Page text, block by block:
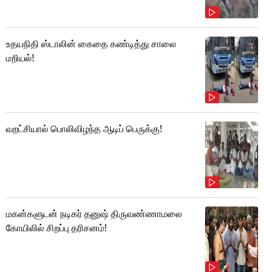
உதயநிதி ஸ்டாலின் கைதை கண்டித்து சாலை
மறியல்!
வறட்சியால் பொலிவிழந்த ஆடிப் பெருக்கு!
மகன்களுடன் நடிகர் தனுஷ் திருவண்ணாமலை
கோயிலில் சிறப்பு தரிசனம்!